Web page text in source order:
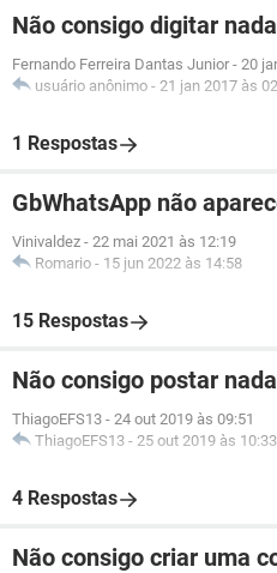
Não consigo digitar
Fernando Ferreira Dantas Junior - 20
usuário anônimo - 21 jan 2017 às
1 Respostas
GbWhatsApp não
Vinivaldez - 22 mai 2021 às 12:19
Romario - 15 jun 2022 às 14:58
15 Respostas
Não consigo postar
ThiagoEFS13 - 24 out 2019 às 09:51
ThiagoEFS13 - 25 out 2019 às 10:33
4 Respostas
Não consigo criar uma